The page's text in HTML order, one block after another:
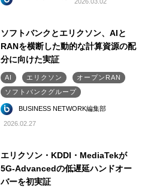
ソフトバンクとエリクソン、AIと
RANを横断した動的な計算資源の配
分に向けた実証
AI エリクソン
オープンRAN
ソフトバンクグループ
BUSINESS NETWORK編集部
2026.02.27
エリクソン・KDDI・MediaTekが
5G-Advancedの低遅延ハンドオー
バーを初実証